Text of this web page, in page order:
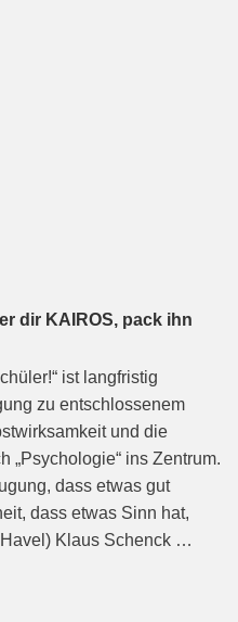
dir KAIROS, pack ihn
ist langfristig
zu entschlossenem
und die
„Psychologie“ ins Zentrum.
dass etwas gut
dass etwas Sinn hat,
Klaus Schenck …